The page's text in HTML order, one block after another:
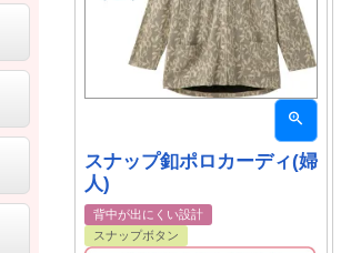
スナップ釦ポロカーディ(婦
人)
背中が出にくい設計
スナップボタン